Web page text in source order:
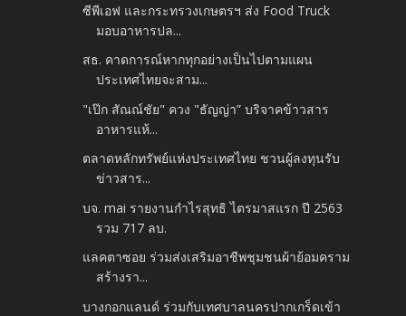
ซีพีเอฟ และกระทรวงเกษตรฯ ส่ง Food Truck
มอบอาหารปล...
สธ. คาดการณ์หากทุกอย่างเป็นไปตามแผน
ประเทศไทยจะสาม...
"เป๊ก สัณณ์ชัย" ควง "ธัญญ่า” บริจาคข้าวสาร
อาหารแห้...
ตลาดหลักทรัพย์แห่งประเทศไทย ชวนผู้ลงทุนรับ
ข่าวสาร...
บจ. mai รายงานกำไรสุทธิ ไตรมาสแรก ปี 2563
รวม 717 ลบ.
แลคตาซอย ร่วมส่งเสริมอาชีพชุมชนผ้าย้อมคราม
สร้างรา...
บางกอกแลนด์ ร่วมกับเทศบาลนครปากเกร็ดเข้า